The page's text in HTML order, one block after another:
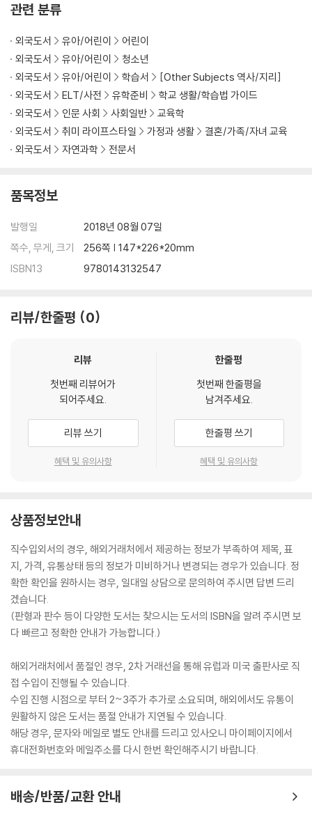
관련 분류
외국도서 유아/어린이
어린이
외국도서
유아/어린이
청소년
외국도서
유아/어린이 학습서
[Other Subjects 역사/지리]
외국도서
ELT/사전 유학준비
학교 생활/학습법 가이드
외국도서
인문 사회 사회일반
교육학
외국도서
취미 라이프스타일 가정과 생활
결혼/가족/자녀 교육
외국도서
자연과학 전문서
품목정보
발행일
2018년 08월 07일
쪽수, 무게, 크기
256쪽 | 147*226*20mm
ISBN13
9780143132547
리뷰/한줄평 0
리뷰
첫번째 리뷰어가
되어주세요.
리뷰 쓰기
혜택 및 유의사항
한줄평
첫번째 한줄평을
남겨주세요.
한줄평 쓰기
혜택 및 유의사항
상품정보안내
직수입외서의 경우, 해외거래처에서 제공하는 정보가 부족하여 제목, 표
지, 가격, 유통상태 등의 정보가 미비하거나 변경되는 경우가 있습니다. 정
확한 확인을 원하시는 경우, 일대일 상담으로 문의하여 주시면 답변 드리
겠습니다.
(판형과 판수 등이 다양한 도서는 찾으시는 도서의 ISBN을 알려 주시면 보
다 빠르고 정확한 안내가 가능합니다.)
해외거래처에서 품절인 경우, 2차 거래선을 통해 유럽과 미국 출판사로 직
접 수입이 진행될 수 있습니다.
수입 진행 시점으로 부터 2~3주가 추가로 소요되며, 해외에서도 유통이
원활하지 않은 도서는 품절 안내가 지연될 수 있습니다.
해당 경우, 문자와 메일로 별도 안내를 드리고 있사오니 마이페이지에서
휴대전화번호와 메일주소를 다시 한번 확인해주시기 바랍니다.
배송/반품/교환 안내